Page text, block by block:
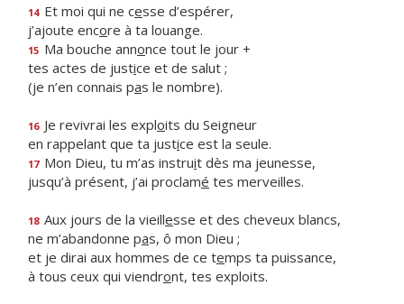
14 Et moi qui ne cesse d’espérer,
j’ajoute encore à ta louange.
15 Ma bouche annonce tout le jour +
tes actes de justice et de salut ;
(je n’en connais pas le nombre).
16 Je revivrai les exploits du Seigneur
en rappelant que ta justice est la seule.
17 Mon Dieu, tu m’as instruit dès ma jeunesse,
jusqu’à présent, j’ai proclamé tes merveilles.
18 Aux jours de la vieillesse et des cheveux blancs,
ne m’abandonne pas, ô mon Dieu ;
et je dirai aux hommes de ce temps ta puissance,
à tous ceux qui viendront, tes exploits.